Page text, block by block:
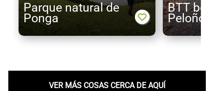
Parque natural de
Ponga
BTT
Peloño
VER MÁS COSAS CERCA DE AQUÍ